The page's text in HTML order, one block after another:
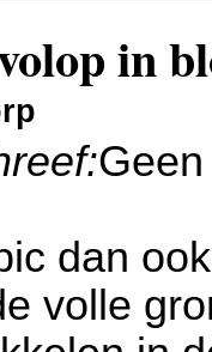
in
dan
volle